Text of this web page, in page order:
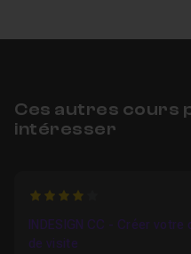
Ces autres cours
intéresser
4
INDESIGN CC - Créer votre
de visite